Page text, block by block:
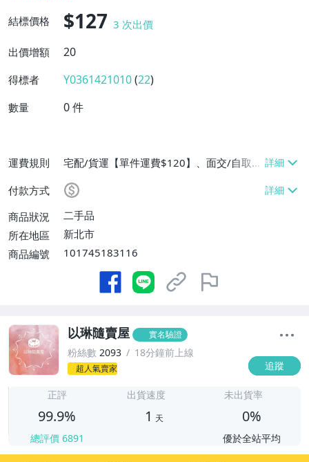
結標價格 $127 3 次出價
出價增額
20
得標者 Y0361421010(22)
數量 0件
運費規則
宅配/貨運【單件運費$120】、面交/自取/
0】
付款方式
商品狀況
二手品
所在地區
新北市
商品編號
101745183116
以琳隨賣屋 實名驗證
粉絲數 2093 18分鐘前上線
超人氣賣家 追蹤
正評
99.9%
總評價 6891
出貨速度
1 天
未出貨率
0%
優於全站平均